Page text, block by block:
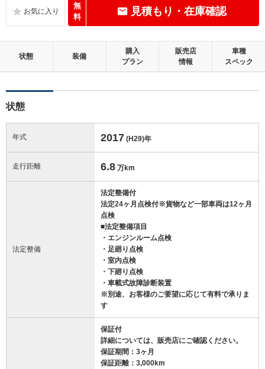
無
料
見積もり・在庫確認
状態 装備
購入
プラン
販売店
情報
車種
スペック
状態
年式 2017 (H29)年
走行距離 6.8 万km
法定整備
法定整備付
法定24ヶ月点検付※貨物など一部車両は12ヶ月
点検
■法定整備項目
・エンジンルーム点検
・足廻り点検
・室内点検
・下廻り点検
・車載式故障診断装置
※別途、お客様のご要望に応じて有料で承りま
す
保証付
詳細については、販売店にご確認ください。
保証期間：3ヶ月
保証距離：3,000km